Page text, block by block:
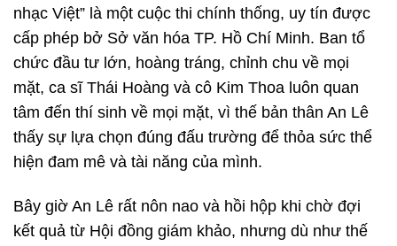
nhạc Việt” là một cuộc thi chính thống, uy tín được
cấp phép bở Sở văn hóa TP. Hồ Chí Minh. Ban tổ
chức đầu tư lớn, hoàng tráng, chỉnh chu về mọi
mặt, ca sĩ Thái Hoàng và cô Kim Thoa luôn quan
tâm đến thí sinh về mọi mặt, vì thế bản thân An Lê
thấy sự lựa chọn đúng đấu trường để thỏa sức thể
hiện đam mê và tài năng của mình.
Bây giờ An Lê rất nôn nao và hồi hộp khi chờ đợi
kết quả từ Hội đồng giám khảo, nhưng dù như thế